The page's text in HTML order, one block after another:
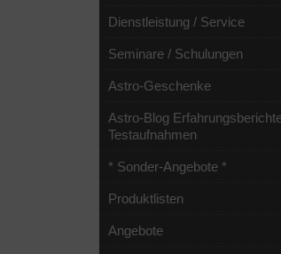
Dienstleistung / Service
Seminare / Schulungen
Astro-Geschenke
Astro-Blog
Testaufnahmen
* Sonder-Angebote *
Produktlisten
Angebote